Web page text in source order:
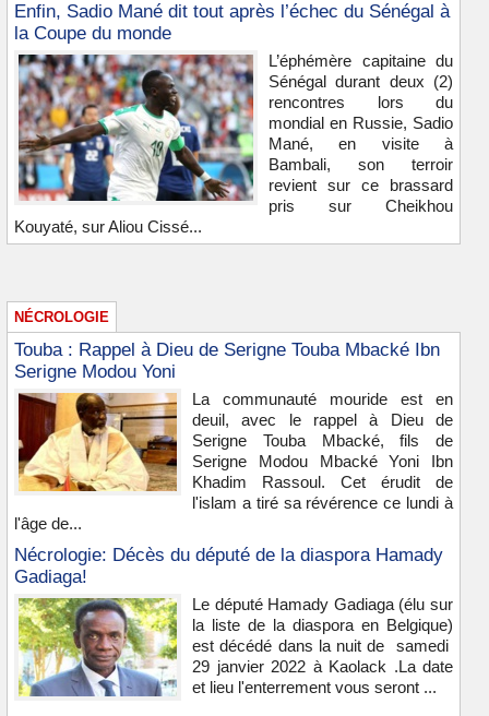
Enfin, Sadio Mané dit tout après l’échec du Sénégal à
la Coupe du monde
L’éphémère capitaine du
Sénégal durant deux (2)
rencontres lors du
mondial en Russie, Sadio
Mané, en visite à
Bambali, son terroir
revient sur ce brassard
pris sur Cheikhou
Kouyaté, sur Aliou Cissé...
NÉCROLOGIE
Touba : Rappel à Dieu de Serigne Touba Mbacké Ibn
Serigne Modou Yoni
La communauté mouride est en
deuil, avec le rappel à Dieu de
Serigne Touba Mbacké, fils de
Serigne Modou Mbacké Yoni Ibn
Khadim Rassoul. Cet érudit de
l'islam a tiré sa révérence ce lundi à
l'âge de...
Nécrologie: Décès du député de la diaspora Hamady
Gadiaga!
Le député Hamady Gadiaga (élu sur
la liste de la diaspora en Belgique)
est décédé dans la nuit de samedi
29 janvier 2022 à Kaolack .La date
et lieu l'enterrement vous seront ...